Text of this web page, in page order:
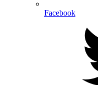
Facebook